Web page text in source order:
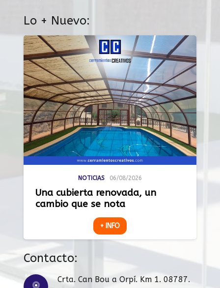
Lo + Nuevo:
NOTICIAS 06/08/2026
Una cubierta renovada, un
cambio que se nota
+ INFO
Contacto:
Crta. Can Bou a Orpí. Km 1. 08787.